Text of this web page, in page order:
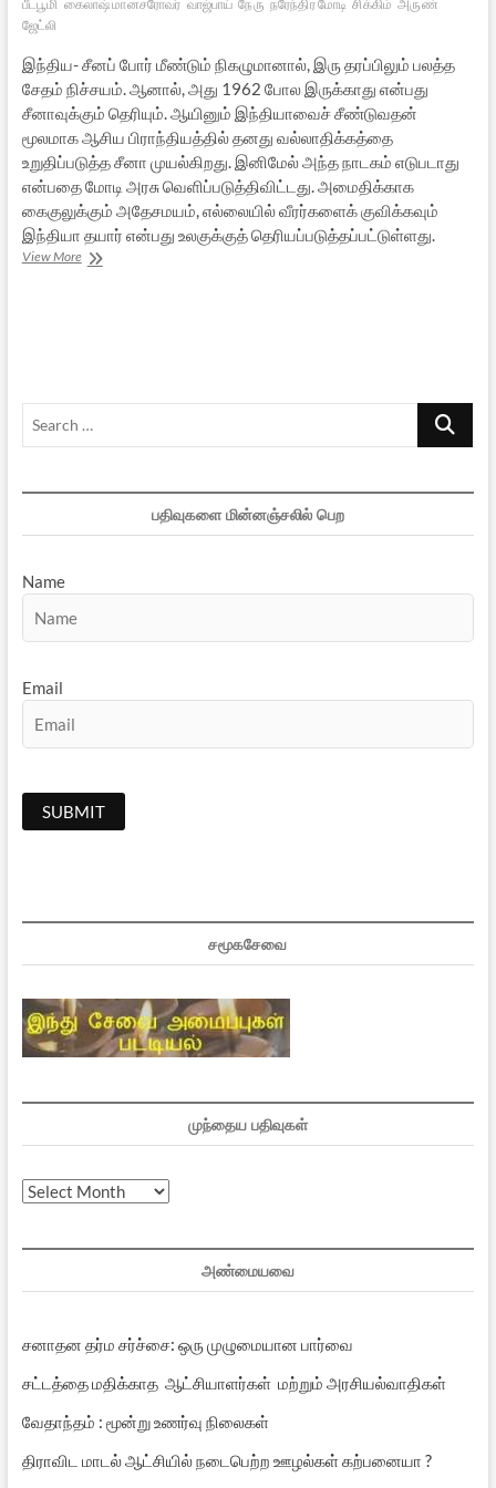
பீடபூமி கைலாஷ் மானசரோவர் வாஜ்பாய் நேரு நரேந்திர மோடி சிக்கிம் அருண்
ஜேட்லி
இந்திய- சீனப் போர் மீண்டும் நிகழுமானால், இரு தரப்பிலும் பலத்த
சேதம் நிச்சயம். ஆனால், அது 1962 போல இருக்காது என்பது
சீனாவுக்கும் தெரியும். ஆயினும் இந்தியாவைச் சீண்டுவதன்
மூலமாக ஆசிய பிராந்தியத்தில் தனது வல்லாதிக்கத்தை
உறுதிப்படுத்த சீனா முயல்கிறது. இனிமேல் அந்த நாடகம் எடுபடாது
என்பதை மோடி அரசு வெளிப்படுத்திவிட்டது. அமைதிக்காக
கைகுலுக்கும் அதேசமயம், எல்லையில் வீரர்களைக் குவிக்கவும்
இந்தியா தயார் என்பது உலகுக்குத் தெரியப்படுத்தப்பட்டுள்ளது.
View Moreடிராகனின்
Search
பதிவுகளை மின்னஞ்சலில் பெற
Name
Email
சமூகசேவை
முந்தைய பதிவுகள்
முந்தைய
அண்மையவை
சனாதன தர்ம சர்ச்சை: ஒரு முழுமையான பார்வை
சட்டத்தை மதிக்காத ஆட்சியாளர்கள் மற்றும் அரசியல்வாதிகள்
வேதாந்தம் : மூன்று உணர்வு நிலைகள்
திராவிட மாடல் ஆட்சியில் நடைபெற்ற ஊழல்கள் கற்பனையா ?